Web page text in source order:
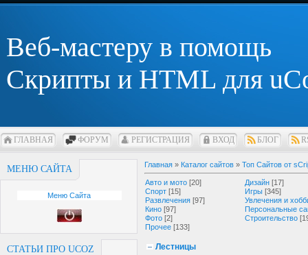
Веб-мастеру в помощь
Скрипты и HTML для
ГЛАВНАЯ ФОРУМ РЕГИСТРАЦИЯ ВХОД БЛОГ
МЕНЮ САЙТА
Меню Сайта
СТАТЬИ ПРО UCOZ
Главная » Каталог сайтов » Топ Сайтов от
Авто и мото [20] Дизайн [17]
Спорт [15] Игры [345]
Развлечения [97]
Увлечения и
Кино [97]
Персональные
Фото [2] Строительство
Прочее [133]
Лестницы